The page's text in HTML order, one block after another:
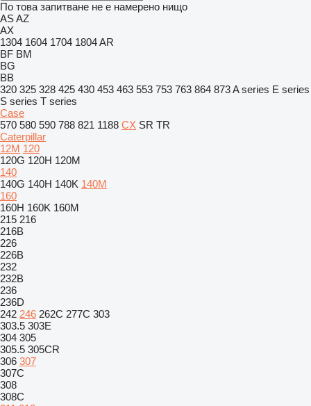
По това запитване не е намерено нищо
ASAZ
AX
1304 1604 1704 1804AR
BF BM
BG
BB
320 325 328 425 430 453 463 553 753 763 864 873A series E series
S series T series
Case
570 580 590 788 821 1188 CX SR TR
Caterpillar
12M 120
120G 120H 120M
140
140G 140H 140K 140M
160
160H 160K 160M
215 216
216B
226
226B
232
232B
236
236D
242 246 262C 277C 303
303.5 303E
304 305
305.5 305CR
306 307
307C
308
308C